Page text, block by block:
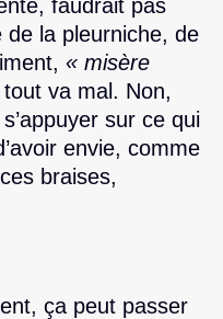
faudrait pas
de la pleurniche, de
« misère
va mal. Non,
sur ce qui
envie, comme
braises,
ça peut passer